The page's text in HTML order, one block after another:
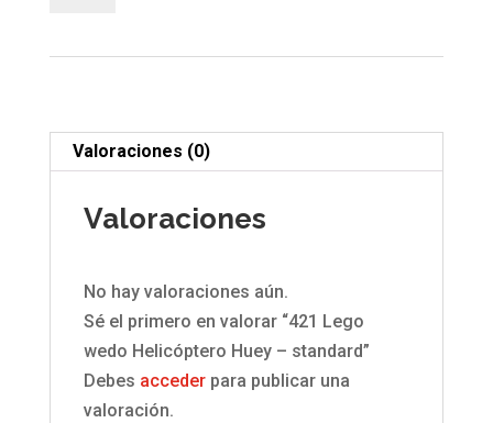
Helicóptero
standard
cantidad
Valoraciones (0)
Valoraciones
No hay valoraciones aún.
Sé el primero en valorar “421 Lego
wedo Helicóptero Huey – standard”
Debes accederpara publicar una
valoración.